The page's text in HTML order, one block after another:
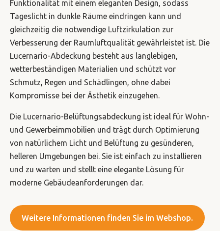
Funktionalität mit einem eleganten Design, sodass
Tageslicht in dunkle Räume eindringen kann und
gleichzeitig die notwendige Luftzirkulation zur
Verbesserung der Raumluftqualität gewährleistet ist. Die
Lucernario-Abdeckung besteht aus langlebigen,
wetterbeständigen Materialien und schützt vor
Schmutz, Regen und Schädlingen, ohne dabei
Kompromisse bei der Ästhetik einzugehen.
Die Lucernario-Belüftungsabdeckung ist ideal für Wohn-
und Gewerbeimmobilien und trägt durch Optimierung
von natürlichem Licht und Belüftung zu gesünderen,
helleren Umgebungen bei. Sie ist einfach zu installieren
und zu warten und stellt eine elegante Lösung für
moderne Gebäudeanforderungen dar.
Weitere Informationen finden Sie im Webshop.